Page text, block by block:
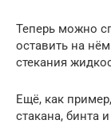
Теперь можно
оставить на
стекания
Ещё, как
стакана, бинта